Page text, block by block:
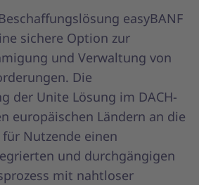
easyBANF
sichere Option zur
und Verwaltung von
Die
der Unite Lösung im DACH-
europäischen Ländern an die
Nutzende einen
und durchgängigen
mit nahtloser